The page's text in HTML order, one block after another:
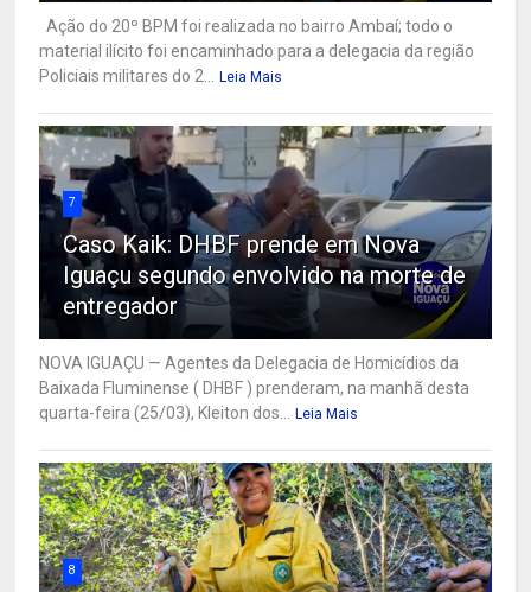
Ação do 20º BPM foi realizada no bairro Ambaí; todo o
material ilícito foi encaminhado para a delegacia da região
Policiais militares do 2... Leia Mais
7
Caso Kaik: DHBF prende em Nova
Iguaçu segundo envolvido na morte de
entregador
NOVA IGUAÇU — Agentes da Delegacia de Homicídios da
Baixada Fluminense ( DHBF ) prenderam, na manhã desta
quarta-feira (25/03), Kleiton dos... Leia Mais
8